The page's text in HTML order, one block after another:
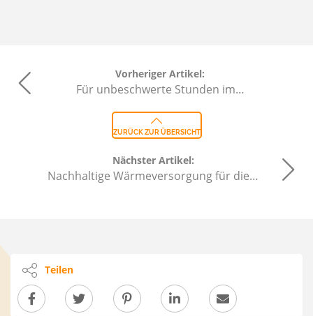
Vorheriger Artikel:
Für unbeschwerte Stunden im…
ZURÜCK ZUR ÜBERSICHT
Nächster Artikel:
Nachhaltige Wärmeversorgung für die…
Teilen